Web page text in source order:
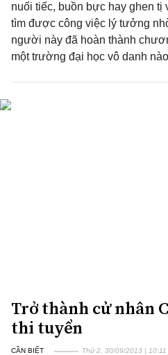
nuối tiếc, buồn bực hay ghen
tìm được công việc lý tưởng
người này đã hoàn thành
một trường đại học vô danh
Trở thành cử nhân
thi tuyển
CẦN BIẾT Thứ 2, 30/09/2013 | 10:11